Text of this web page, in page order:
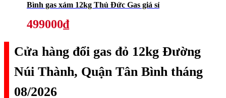
Bình gas xám 12kg Thủ Đức Gas giá sỉ
499000₫
Cửa hàng đổi gas đỏ 12kg Đường
Núi Thành, Quận Tân Bình tháng
08/2026